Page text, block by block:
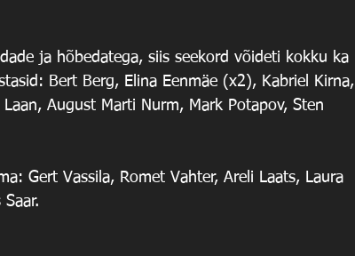
ja hõbedatega, siis seekord võideti kokku ka
Bert Berg, Elina Eenmäe (x2), Kabriel Kirna,
August Marti Nurm, Mark Potapov, Sten
Gert Vassila, Romet Vahter, Areli Laats, Laura